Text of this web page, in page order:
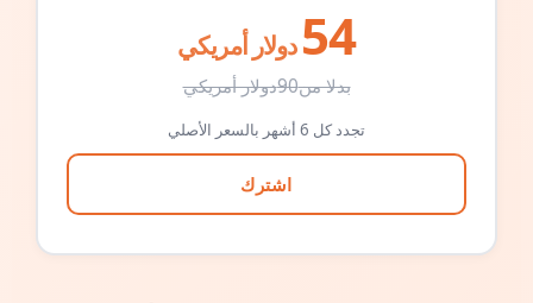
54 دولار أمريكي
بدلا من90دولار أمريكي
تجدد كل 6 أشهر بالسعر الأصلي
اشترك